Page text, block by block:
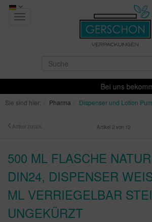
Toggle
Bei uns
Sie sind hier: Pharma Dispenser und Lotion
Artikel zurück Artikel 2 von 12
500 ML FLASCHE
DIN24, DISPENSER
L VERRIEGELBAR
NGEKÜRZT